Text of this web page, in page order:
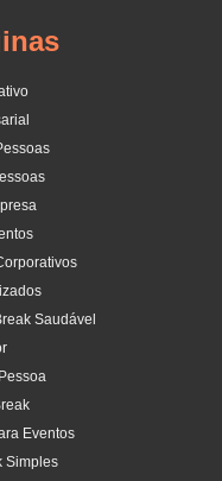
Saudável
Eventos
Simples